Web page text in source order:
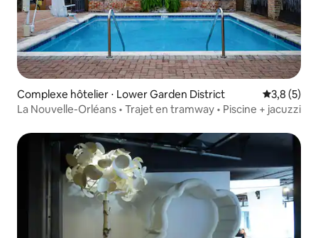
Complexe hôtelier ⋅ Lower Garden District Évaluation
3,8 (5)
La Nouvelle-Orléans • Trajet en tramway • Piscine + jacuzzi